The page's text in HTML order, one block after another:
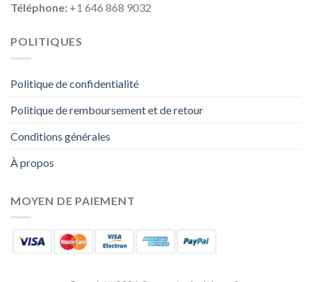
Téléphone: +1 646 868 9032
POLITIQUES
Politique de confidentialité
Politique de remboursement et de retour
Conditions générales
À propos
MOYEN DE PAIEMENT